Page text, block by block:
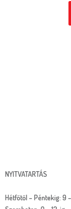
NYITVATARTÁS
Hétfőtől – Péntekig: 9